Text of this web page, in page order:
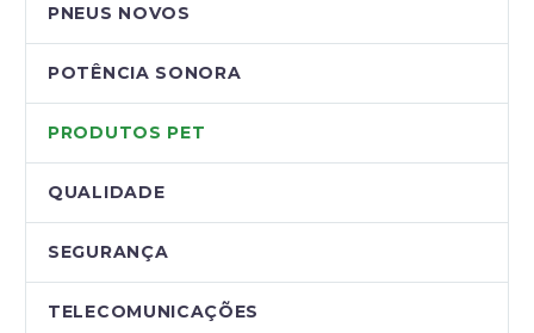
PNEUS NOVOS
POTÊNCIA SONORA
PRODUTOS PET
QUALIDADE
SEGURANÇA
TELECOMUNICAÇÕES